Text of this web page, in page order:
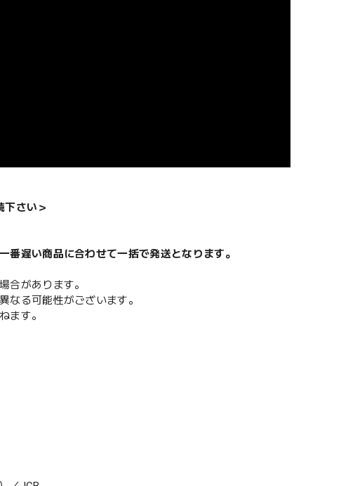
下さい＞
番遅い商品に合わせて一括で発送となります。
合があります。
なる可能性がございます。
ます。